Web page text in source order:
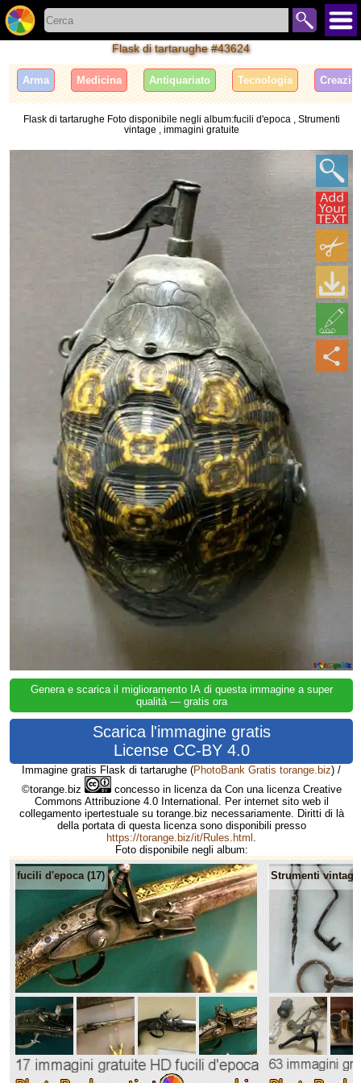
Flask di tartarughe #43624
Arma Medicina Antiquariato Tecnologia
Flask di tartarughe Foto disponibile negli album:fucili d'epoca , Strumenti
vintage , immagini gratuite
Genera e scarica il miglioramento IA di questa immagine a super
qualità — gratis ora
Scarica l'immagine gratis
License CC-BY 4.0
Immagine gratis Flask di tartarughe (PhotoBank Gratis torange.biz) /
©torange.biz
concesso in licenza da Con una licenza Creative
Commons Attribuzione 4.0 International. Per internet sito web il
collegamento ipertestuale su torange.biz necessariamente. Diritti di là
della portata di questa licenza sono disponibili presso
https://torange.biz/it/Rules.html
Foto disponibile negli album:
fucili d'epoca (17) Strumenti vintage